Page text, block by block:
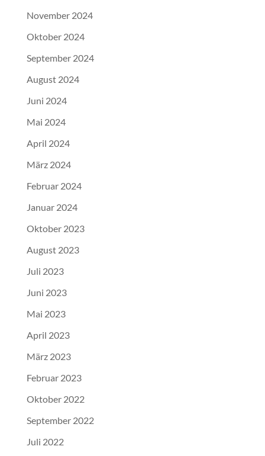
November 2024
Oktober 2024
September 2024
August 2024
Juni 2024
Mai 2024
April 2024
März 2024
Februar 2024
Januar 2024
Oktober 2023
August 2023
Juli 2023
Juni 2023
Mai 2023
April 2023
März 2023
Februar 2023
Oktober 2022
September 2022
Juli 2022